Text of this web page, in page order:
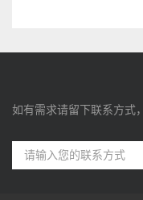
如有需求请留下联系方式